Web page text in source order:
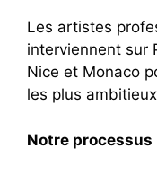
Les artistes
interviennent sur
Nice et Monaco
les plus
Notre processus